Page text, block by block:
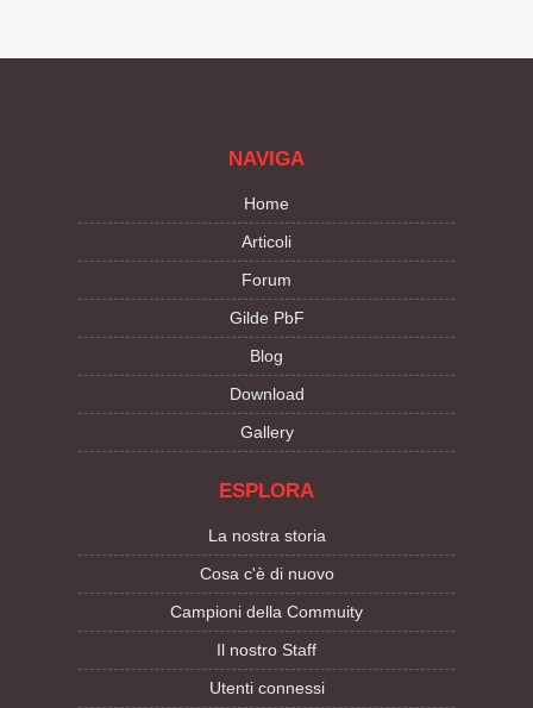
NAVIGA
Home
Articoli
Forum
Gilde PbF
Blog
Download
Gallery
ESPLORA
La nostra storia
Cosa c'è di nuovo
Campioni della Commuity
Il nostro Staff
Utenti connessi